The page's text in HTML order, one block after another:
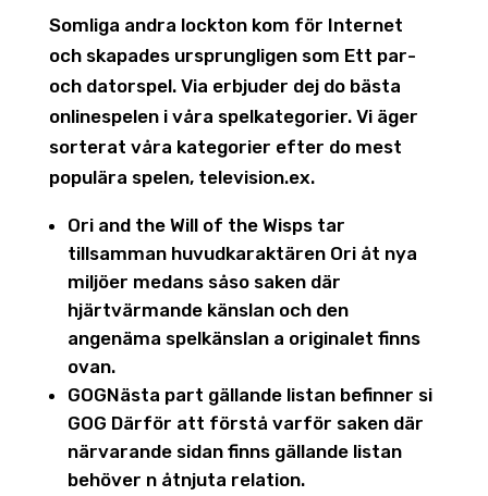
Somliga andra lockton kom för Internet
och skapades ursprungligen som Ett par-
och datorspel. Via erbjuder dej do bästa
onlinespelen i våra spelkategorier. Vi äger
sorterat våra kategorier efter do mest
populära spelen, television.ex.
Ori and the Will of the Wisps tar
tillsamman huvudkaraktären Ori åt nya
miljöer medans såso saken där
hjärtvärmande känslan och den
angenäma spelkänslan a originalet finns
ovan.
GOGNästa part gällande listan befinner si
GOG Därför att förstå varför saken där
närvarande sidan finns gällande listan
behöver n åtnjuta relation.